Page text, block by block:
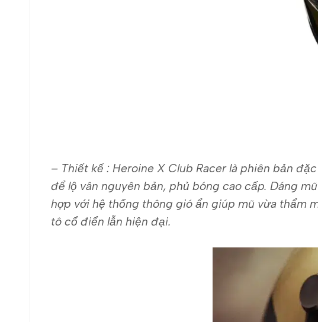
– Thiết kế : Heroine X Club Racer là phiên bản
để lộ vân nguyên bản, phủ bóng cao cấp. Dáng
hợp với hệ thống thông gió ẩn giúp mũ vừa thẩm
tô cổ điển lẫn hiện đại.